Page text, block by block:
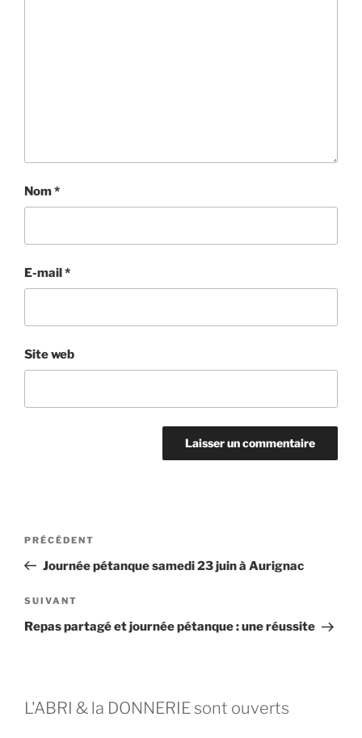
Nom*
E-mail*
Site web
PRÉCÉDENT
Journée pétanque samedi 23 juin à Aurignac
SUIVANT
Repas partagé et journée pétanque : une réussite
L'ABRI & la DONNERIE sont ouverts